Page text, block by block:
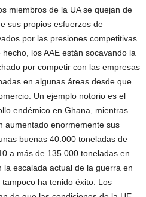
miembros de la UA se quejan de
sus propios esfuerzos de
por las presiones competitivas
los AAE están socavando la
por competir con las empresas
en algunas áreas desde que
Un ejemplo notorio es el
endémico en Ghana, mientras
aumentado enormemente sus
buenas 40.000 toneladas de
a más de 135.000 toneladas en
escalada actual de la guerra en
ha tenido éxito. Los